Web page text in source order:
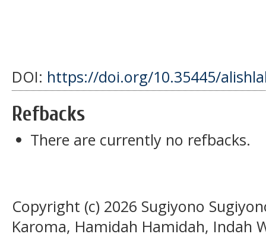
DOI: https://doi.org/10.35445/
Refbacks
There are currently no refbacks.
Copyright (c) 2026 Sugiyono
Karoma, Hamidah Hamidah, Indah